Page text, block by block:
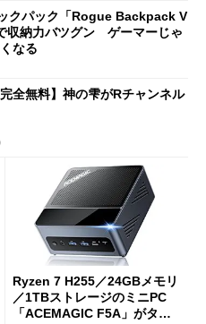
クパック「Rogue Backpack V
収納力バツグン ゲーマーじゃ
なる
完全無料】神の雫がRチャンネル
Ryzen 7 H255／24GBメモリ
／1TBストレージのミニPC
「ACEMAGIC F5A」がタイ